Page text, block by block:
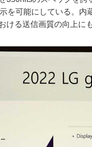
を可能にしている。
ける送信画質の向上に